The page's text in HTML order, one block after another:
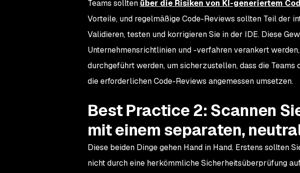
Teams sollten über die Risiken von KI-generiertem
Vorteile, und regelmäßige Code-Reviews sollten Teil der
Validieren, testen und korrigieren Sie in der IDE. Diese
Unternehmensrichtlinien und -verfahren verankert
durchgeführt werden, um sicherzustellen, dass die
die erforderlichen Code-Reviews angemessen umsetzen.
Best Practice 2: Scannen
mit einem separaten,
Diese beiden Dinge gehen Hand in Hand. Erstens sollten
nicht durch eine herkömmliche Sicherheitsüberprüfung